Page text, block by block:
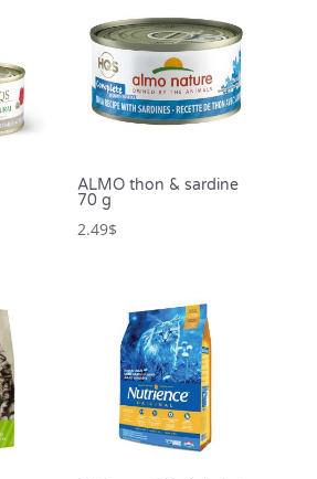
ALMO thon & sardine
70 g
2.49$